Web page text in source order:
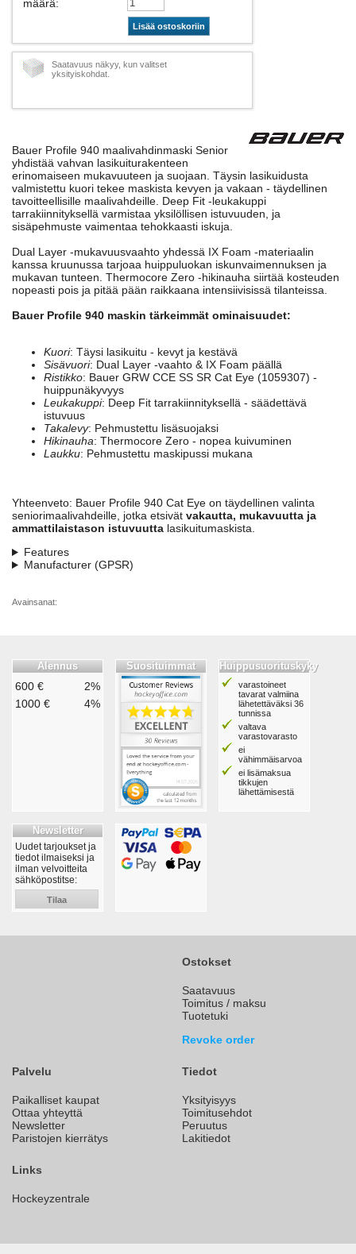
määrä:
Lisää ostoskoriin
Saatavuus näkyy, kun valitset
yksityiskohdat.
Bauer Profile 940 maalivahdinmaski Senior
yhdistää vahvan lasikuiturakenteen
erinomaiseen mukavuuteen ja suojaan. Täysin lasikuidusta
valmistettu kuori tekee maskista kevyen ja vakaan - täydellinen
tavoitteellisille maalivahdeille. Deep Fit -leukakuppi
tarrakiinnityksellä varmistaa yksilöllisen istuvuuden, ja
sisäpehmuste vaimentaa tehokkaasti iskuja.
Dual Layer -mukavuusvaahto yhdessä IX Foam -materiaalin
kanssa kruunussa tarjoaa huippuluokan iskunvaimennuksen ja
mukavan tunteen. Thermocore Zero -hikinauha siirtää kosteuden
nopeasti pois ja pitää pään raikkaana intensiivisissä tilanteissa.
Bauer Profile 940 maskin tärkeimmät ominaisuudet:
Kuori: Täysi lasikuitu - kevyt ja kestävä
Sisävuori: Dual Layer -vaahto & IX Foam päällä
Ristikko: Bauer GRW CCE SS SR Cat Eye (1059307) -
huippunäkyvyys
Leukakuppi: Deep Fit tarrakiinnityksellä - säädettävä
istuvuus
Takalevy: Pehmustettu lisäsuojaksi
Hikinauha: Thermocore Zero - nopea kuivuminen
Laukku: Pehmustettu maskipussi mukana
Yhteenveto: Bauer Profile 940 Cat Eye on täydellinen valinta
seniorimaalivahdeille, jotka etsivät vakautta, mukavuutta ja
ammattilaistason istuvuutta lasikuitumaskista.
Features
Manufacturer (GPSR)
Avainsanat:
Alennus
600 €
2%
1000 €
4%
Suosituimmat Huippusuorituskyky
varastoineet
tavarat valmiina
lähetettäväksi 36
tunnissa
valtava
varastovarasto
ei
vähimmäisarvoa
ei lisämaksua
tikkujen
lähettämisestä
Newsletter
Uudet tarjoukset ja
tiedot ilmaiseksi ja
ilman velvoitteita
sähköpostitse:
Tilaa
Ostokset
Saatavuus
Toimitus / maksu
Tuotetuki
Revoke order
Palvelu
Paikalliset kaupat
Ottaa yhteyttä
Newsletter
Paristojen kierrätys
Tiedot
Yksityisyys
Toimitusehdot
Peruutus
Lakitiedot
Links
Hockeyzentrale